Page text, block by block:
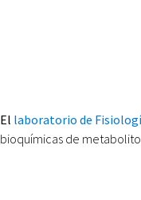
El laboratorio de
bioquímicas de